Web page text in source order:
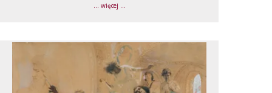
... więcej ...